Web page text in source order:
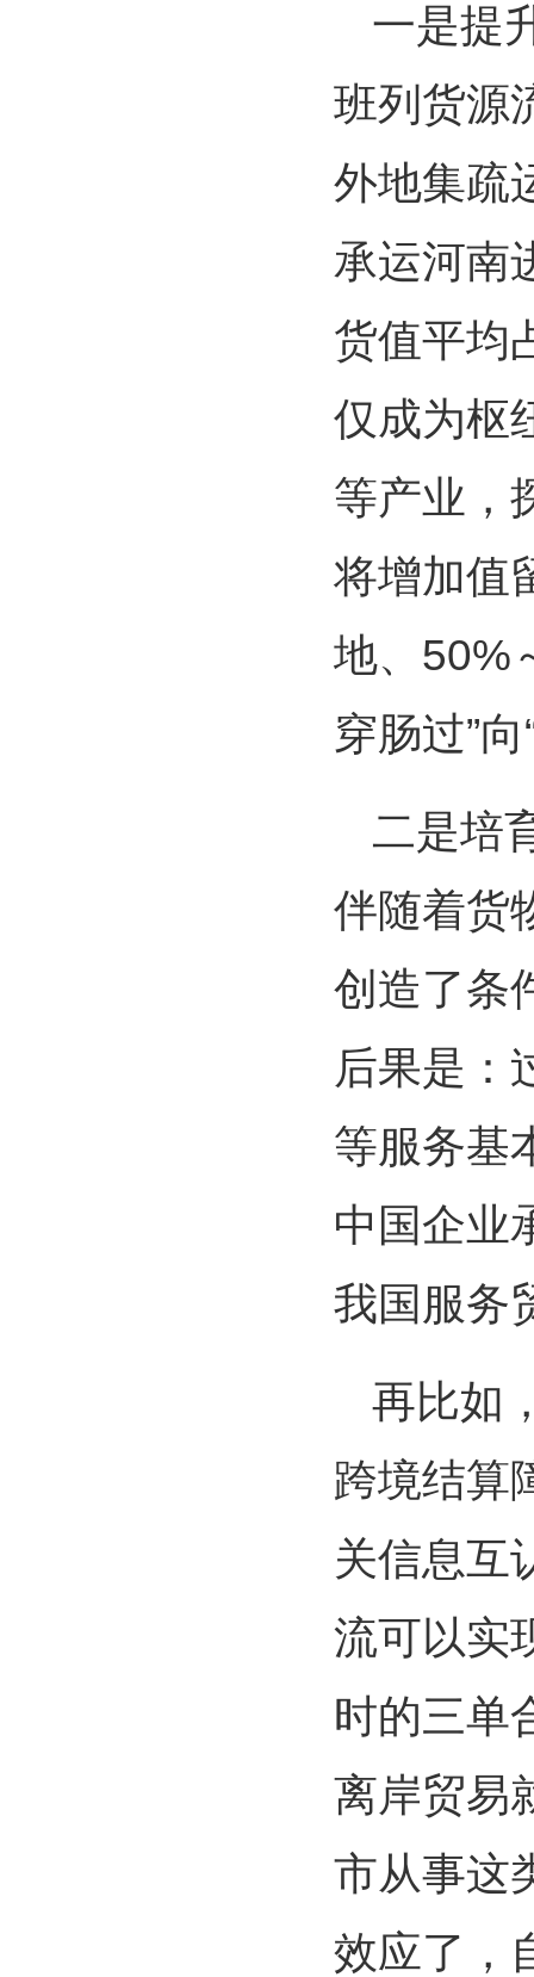
一是提
班列货源
外地集疏
承运河南
货值平均
仅成为枢
等产业，
将增加值
地、50%
穿肠过”
二是培
伴随着货
创造了条
后果是：
等服务基
中国企业
我国服务
再比如
跨境结算
关信息互
流可以实
时的三单
离岸贸易
市从事这
效应了，